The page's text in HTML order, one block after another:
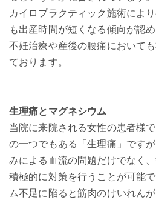
カイロプラクティック施術によ
も出産時間が短くなる傾向が認
不妊治療や産後の腰痛において
ております。
生理痛とマグネシウム
当院に来院される女性の患者様
の一つでもある「生理痛」です
みによる血流の問題だけでなく
積極的に対策を行うことが可能
ム不足に陥ると筋肉のけいれん